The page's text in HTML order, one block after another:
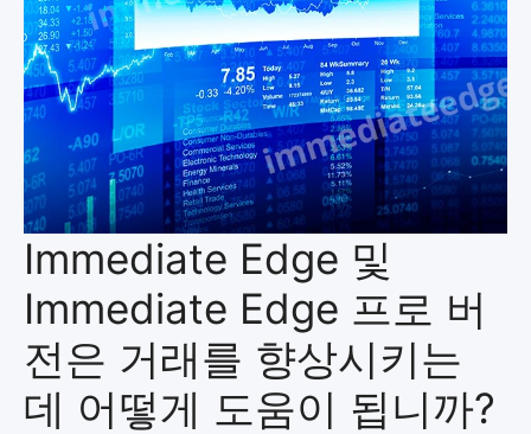
Immediate Edge 및
Immediate Edge 프로 버
전은 거래를 향상시키는
데 어떻게 도움이 됩니까?